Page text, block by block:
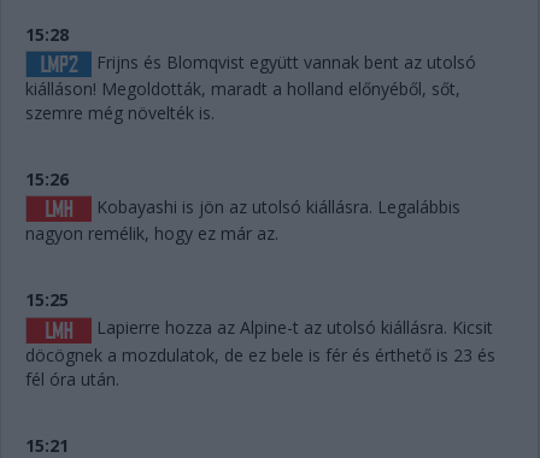
15:28
Frijns és Blomqvist együtt vannak bent az utolsó
kiálláson! Megoldották, maradt a holland előnyéből, sőt,
szemre még növelték is.
15:26
Kobayashi is jön az utolsó kiállásra. Legalábbis
nagyon remélik, hogy ez már az.
15:25
Lapierre hozza az Alpine-t az utolsó kiállásra. Kicsit
döcögnek a mozdulatok, de ez bele is fér és érthető is 23 és
fél óra után.
15:21